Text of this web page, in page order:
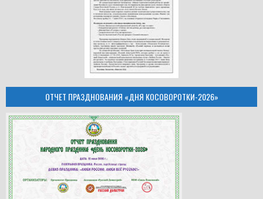
ОТЧЕТ ПРАЗДНОВАНИЯ «ДНЯ КОСОВОРОТКИ-2026»